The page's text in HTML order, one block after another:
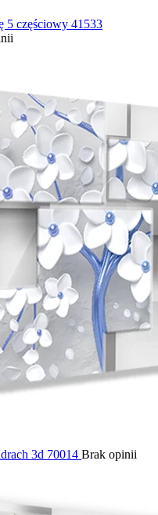
5 częściowy 41533
3d 70014 Brak opinii